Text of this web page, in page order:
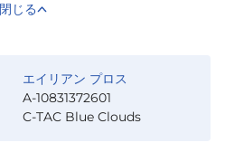
閉じる
エイリアン プロス
A-10831372601
C-TAC Blue Clouds